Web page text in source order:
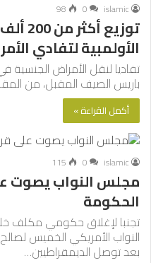
islamic
0
98
توزيع
الأولمبية لتفادي
تفاديا لنقل الأمراض الجنسية
باريس الصيف المقبل، من
أكمل القراءة »
islamic
0
115
مجلس النواب يصوت
الحكومة
تجنبا لإغلاق حكومي مكلف
النواب الأمريكي الخميس لصالح
بعد توصل الديمقراطيين…